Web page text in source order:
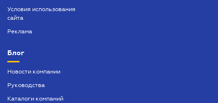
Условия использования
сайта
Реклама
Блог
Новости компании
Руководства
Каталоги компаний